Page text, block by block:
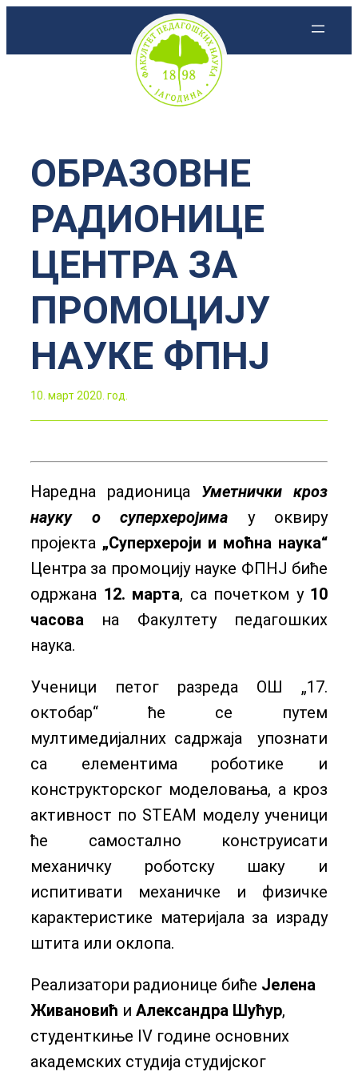
ОБРАЗОВНЕ
РАДИОНИЦЕ
ЦЕНТРА ЗА
ПРОМОЦИЈУ
НАУКЕ ФПНЈ
10. март 2020. год.
Наредна радионица Уметнички кроз
науку о суперхеројима у оквиру
пројекта „Суперхероји и моћна наука“
Центра за промоцију науке ФПНЈ биће
одржана 12. марта, са почетком у10
часова на Факултету педагошких
наука.
Ученици петог разреда ОШ „17.
oктобар“ ће се путем
мултимедијалних садржаја упознати
са елементима роботике и
конструкторског моделовања, а кроз
активност по STEAM моделу ученици
ће самостално конструисати
механичку роботску шаку и
испитивати механичке и физичке
карактеристике материјала за израду
штита или оклопа.
Реализатори радионице биће Јелена
Живановић и Александра Шућур,
студенткиње IV године основних
академских студија студијског